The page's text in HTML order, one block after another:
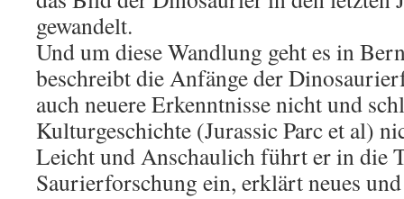
gewandelt.
Und um diese Wandlung geht es in
beschreibt die Anfänge der
auch neuere Erkenntnisse nicht und
Kulturgeschichte (Jurassic Parc et al)
Leicht und Anschaulich führt er in die
Saurierforschung ein, erklärt neues